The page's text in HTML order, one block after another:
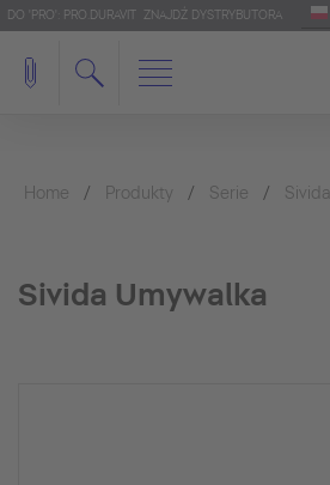
DO 'PRO': PRO.DURAVIT ZNAJDŹ DYSTRYBUTORA
Home Produkty Serie Sivida
Sivida Umywalka